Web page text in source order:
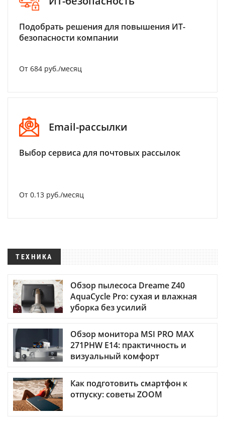
Подобрать решения для повышения ИТ-
безопасности компании
От 684 руб./месяц
Email-рассылки
Выбор сервиса для почтовых рассылок
От 0.13 руб./месяц
ТЕХНИКА
Обзор пылесоса Dreame Z40
AquaCycle Pro: сухая и влажная
уборка без усилий
Обзор монитора MSI PRO MAX
271PHW E14: практичность и
визуальный комфорт
Как подготовить смартфон к
отпуску: советы ZOOM